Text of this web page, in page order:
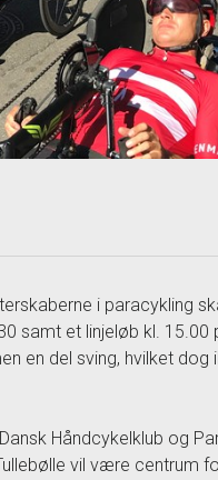
i paracykling
samt et linjeløb kl. 15.00
en del sving, hvilket
Håndcykelklub og
vil være centrum